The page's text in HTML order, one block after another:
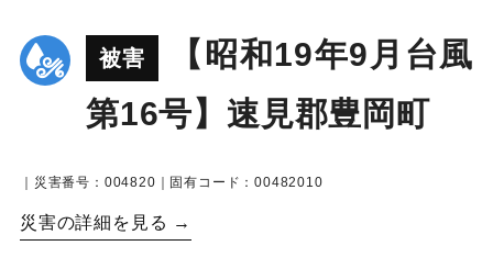
被害
【昭和19年9月台風
第16号】速見郡豊岡町
｜災害番号：004820｜固有コード：00482010
災害の詳細を見る →